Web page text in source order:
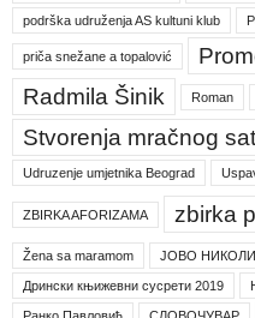
podrška udruženja AS kultuni klub
priča snežane a topalović
Radmila Šinik Roman
Stvorenja mračnog
Udruzenje umjetnika Beograd
ZBIRKA AFORIZAMA zbirka
Žena sa maramom ЈОВО
Дрински књижевни сусрети 2019